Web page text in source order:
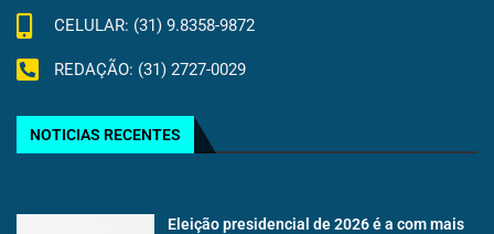
CELULAR: (31) 9.8358-9872
REDAÇÃO: (31) 2727-0029
NOTICIAS RECENTES
Eleição presidencial de 2026 é a com mais